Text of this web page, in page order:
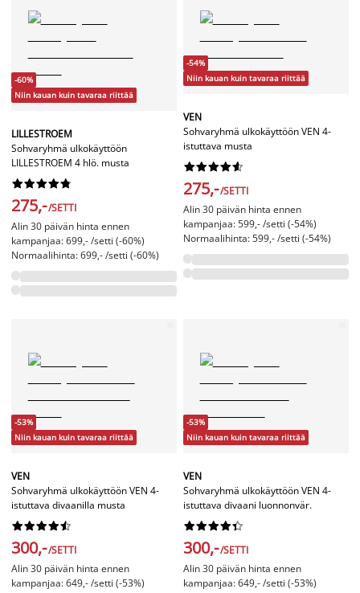
-60%
Niin kauan kuin tavaraa riittää
LILLESTROEM
Sohvaryhmä ulkokäyttöön
LILLESTROEM 4 hlö. musta






275,-/SETTI
Alin 30 päivän hinta ennen
kampanjaa: 699,- /setti (-60%)
Normaalihinta: 699,- /setti (-60%)
-54%
Niin kauan kuin tavaraa riittää
VEN
Sohvaryhmä ulkokäyttöön VEN 4-
istuttava musta






275,-/SETTI
Alin 30 päivän hinta ennen
kampanjaa: 599,- /setti (-54%)
Normaalihinta: 599,- /setti (-54%)
-53%
Niin kauan kuin tavaraa riittää
VEN
Sohvaryhmä ulkokäyttöön VEN 4-
istuttava divaanilla musta






300,-/SETTI
Alin 30 päivän hinta ennen
kampanjaa: 649,- /setti (-53%)
-53%
Niin kauan kuin tavaraa riittää
VEN
Sohvaryhmä ulkokäyttöön VEN 4-
istuttava divaani luonnonvär.






300,-/SETTI
Alin 30 päivän hinta ennen
kampanjaa: 649,- /setti (-53%)